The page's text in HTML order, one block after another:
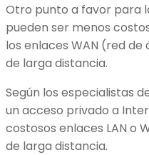
Otro punto a favor para
pueden ser menos
los enlaces WAN (red
de larga distancia.
Según los especialistas
un acceso privado a
costosos enlaces LAN o
de larga distancia.